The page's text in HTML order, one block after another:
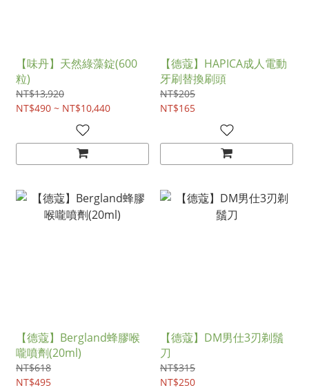
【味丹】天然綠藻錠(600
粒)
NT$13,920
NT$490 ~ NT$10,440
【德蔻】HAPICA成人電動
牙刷替換刷頭
NT$205
NT$165
【德蔻】Bergland蜂膠喉
嚨噴劑(20ml)
NT$618
NT$495
【德蔻】DM男仕3刃剃鬚
刀
NT$315
NT$250